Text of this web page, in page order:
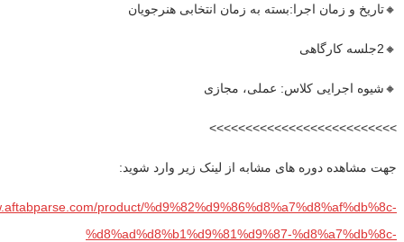
🔸تاریخ و زمان اجرا:بسته به زمان انتخابی هنرجویان
🔸2جلسه کارگاهی
🔸شیوه اجرایی کلاس: عملی، مجازی
>>>>>>>>>>>>>>>>>>>>>>>>>>
جهت مشاهده دوره های مشابه از لینک زیر وارد شوید:
product/%d9%82%d9%86%d8%a7%d8%af%db%8c-
%d8%ad%d8%b1%d9%81%d9%87-%d8%a7%db%8c-